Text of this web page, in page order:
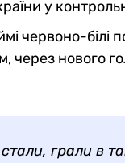
у
червоно-білі
через нового
грали в